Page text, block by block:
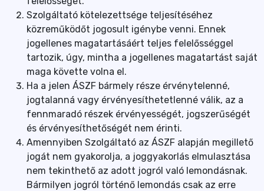
Szolgáltató kötelezettsége teljesítéséhez
közreműködőt jogosult igénybe venni. Ennek
jogellenes magatartásáért teljes felelősséggel
tartozik, úgy, mintha a jogellenes magatartást saját
maga követte volna el.
Ha a jelen ÁSZF bármely része érvénytelenné,
jogtalanná vagy érvényesíthetetlenné válik, az a
fennmaradó részek érvényességét, jogszerűségét
és érvényesíthetőségét nem érinti.
Amennyiben Szolgáltató az ÁSZF alapján megillető
jogát nem gyakorolja, a joggyakorlás elmulasztása
nem tekinthető az adott jogról való lemondásnak.
Bármilyen jogról történő lemondás csak az erre